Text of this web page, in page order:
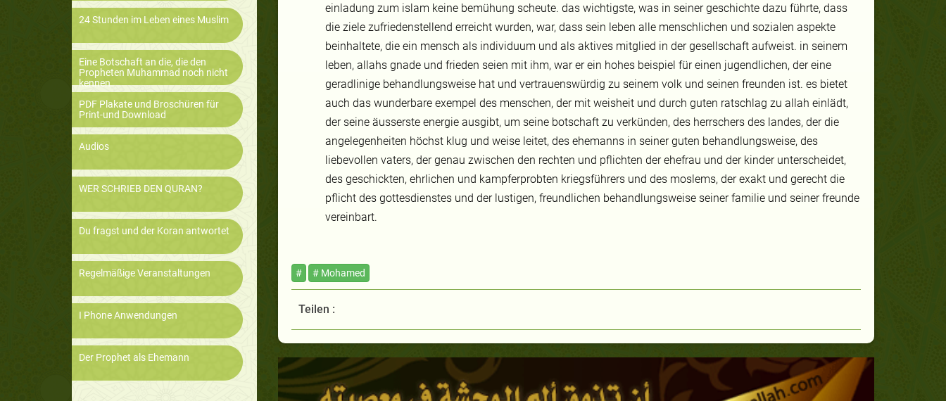
24 Stunden im Leben eines Muslim
Eine Botschaft an die, die den
Propheten Muhammad noch nicht
kennen
PDF Plakate und Broschüren für
Print-und Download
Audios
WER SCHRIEB DEN QURAN?
Du fragst und der Koran antwortet
Regelmäßige Veranstaltungen
I Phone Anwendungen
Der Prophet als Ehemann
einladung zum islam keine bemühung scheute. das wichtigste, was in seiner geschichte dazu führte, dass
die ziele zufriedenstellend erreicht wurden, war, dass sein leben alle menschlichen und sozialen aspekte
beinhaltete, die ein mensch als individuum und als aktives mitglied in der gesellschaft aufweist. in seinem
leben, allahs gnade und frieden seien mit ihm, war er ein hohes beispiel für einen jugendlichen, der eine
geradlinige behandlungsweise hat und vertrauenswürdig zu seinem volk und seinen freunden ist. es bietet
auch das wunderbare exempel des menschen, der mit weisheit und durch guten ratschlag zu allah einlädt,
der seine äusserste energie ausgibt, um seine botschaft zu verkünden, des herrschers des landes, der die
angelegenheiten höchst klug und weise leitet, des ehemanns in seiner guten behandlungsweise, des
liebevollen vaters, der genau zwischen den rechten und pflichten der ehefrau und der kinder unterscheidet,
des geschickten, ehrlichen und kampferprobten kriegsführers und des moslems, der exakt und gerecht die
pflicht des gottesdienstes und der lustigen, freundlichen behandlungsweise seiner familie und seiner freunde
vereinbart.
# # Mohamed
Teilen :